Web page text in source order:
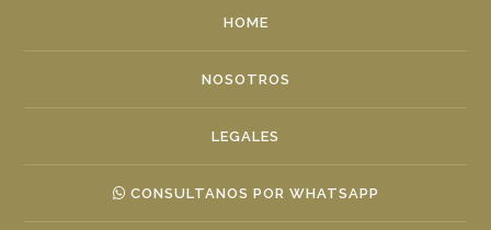
HOME
NOSOTROS
LEGALES
CONSULTANOS POR WHATSAPP